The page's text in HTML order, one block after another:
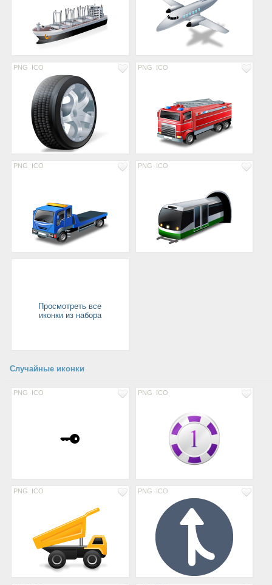
PNG ICO PNG ICO
PNG ICO PNG ICO
Просмотреть все
иконки из набора
Случайные иконки
PNG ICO PNG ICO
PNG ICO PNG ICO